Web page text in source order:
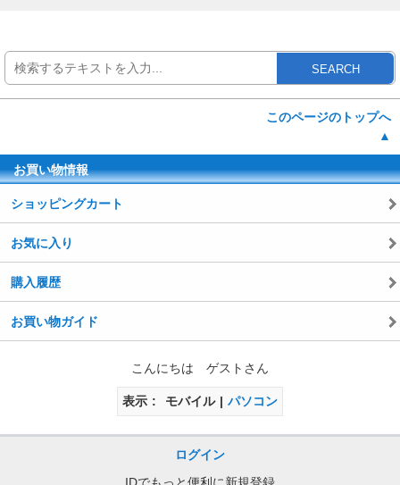
SEARCH
このページのトップへ
▲
お買い物情報
ショッピングカート
お気に入り
購入履歴
お買い物ガイド
こんにちは ゲストさん
表示 モバイル パソコン
ログイン